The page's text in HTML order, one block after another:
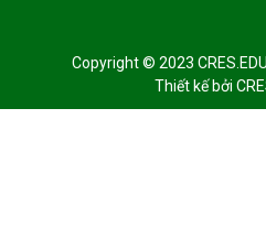
Copyright © 2023
Thiết kế bởi